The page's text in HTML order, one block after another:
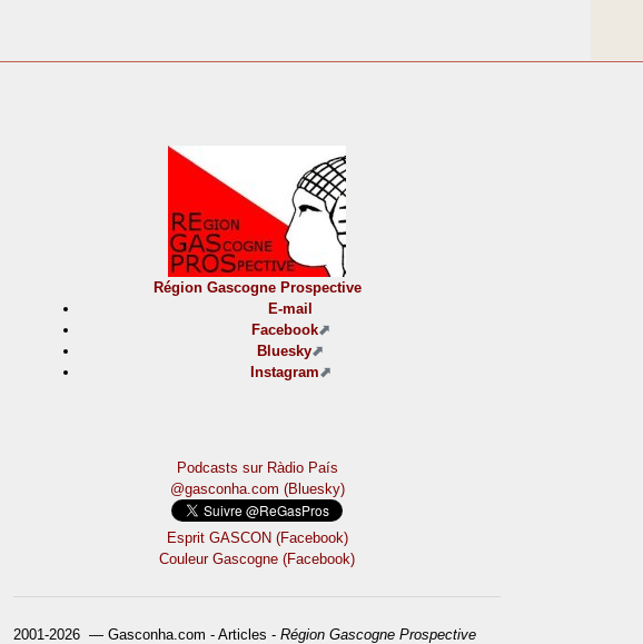
Région Gascogne Prospective
E-mail
Facebook
Bluesky
Instagram
Podcasts sur Ràdio País
@gasconha.com (Bluesky)
Esprit GASCON (Facebook)
Couleur Gascogne (Facebook)
2001-2026 — Gasconha.com - Articles - Région Gascogne Prospective